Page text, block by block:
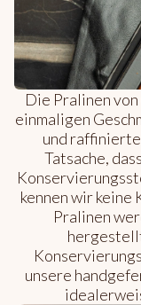
Die Pralinen
einmaligen
und
Tatsache,
kennen wir
Pralinen
unsere